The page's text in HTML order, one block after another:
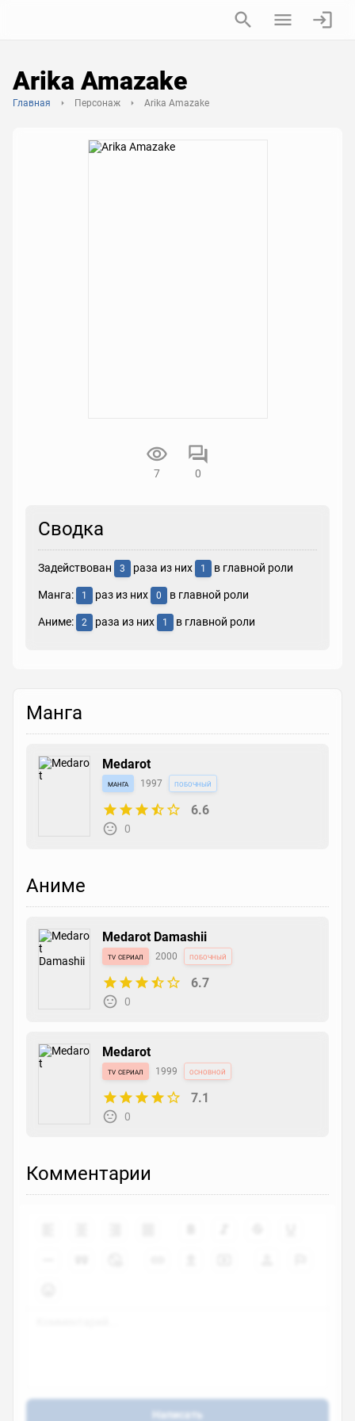
Arika Amazake
Главная Персонаж Arika Amazake
7 0
Сводка
Задействован 3 раза из них 1 в главной роли
Манга: 1 раз из них 0 в главной роли
Аниме: 2 раза из них 1 в главной роли
Манга
Medarot
манга 1997 побочный
6.6
0
Аниме
Medarot Damashii
tv сериал 2000 побочный
6.7
0
Medarot
tv сериал 1999 основной
7.1
0
Комментарии
Написать